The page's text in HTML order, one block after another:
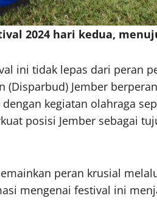
2024 hari kedua,
ini tidak lepas dari peran
(Disparbud) Jember
kegiatan olahraga
posisi Jember sebagai
peran krusial
mengenai festival ini